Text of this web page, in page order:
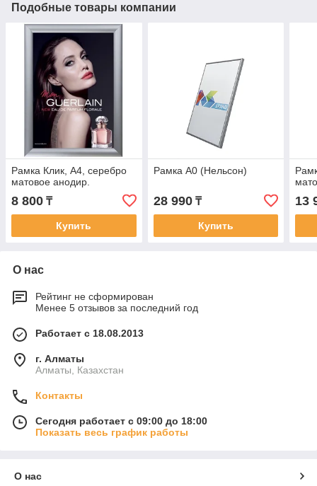
Подобные товары компании
Рамка Клик, А4, серебро
матовое анодир.
8 800 ₸
Купить
Рамка А0 (Нельсон)
28 990₸
Купить
13
О нас
Рейтинг не сформирован
Менее 5 отзывов за последний год
Работает с 18.08.2013
г. Алматы
Алматы, Казахстан
Контакты
Сегодня работает с 09:00 до 18:00
Показать весь график работы
О нас